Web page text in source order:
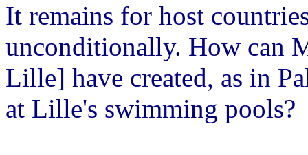
It remains for host
unconditionally. How can
Lille] have created, as in
at Lille's swimming pools?